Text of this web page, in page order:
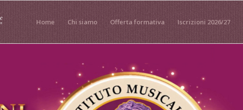
Home Chi siamo Offerta formativa Iscrizioni 2026/27